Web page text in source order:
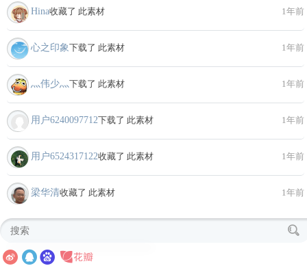
Hina收藏了 此素材 1年前
心之印象下载了 此素材 1年前
灬伟少灬下载了 此素材 1年前
用户6240097712下载了 此素材 1年前
用户6524317122收藏了 此素材 1年前
梁华清收藏了 此素材 1年前